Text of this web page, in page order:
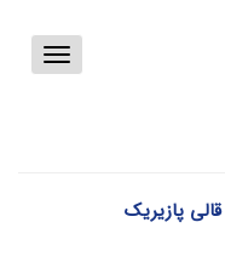
Toggle
پازیریک